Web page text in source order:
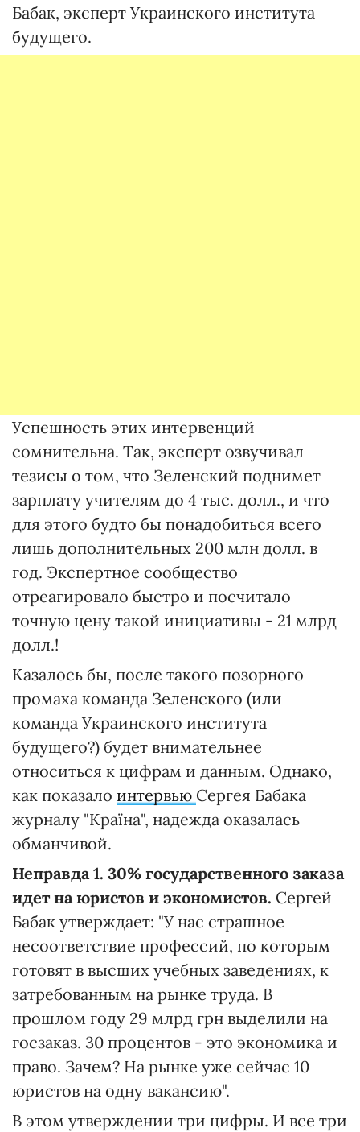
Бабак, эксперт Украинского института
будущего.
Успешность этих интервенций
сомнительна. Так, эксперт озвучивал
тезисы о том, что Зеленский поднимет
зарплату учителям до 4 тыс. долл., и что
для этого будто бы понадобиться всего
лишь дополнительных 200 млн долл. в
год. Экспертное сообщество
отреагировало быстро и посчитало
точную цену такой инициативы - 21 млрд
долл.!
Казалось бы, после такого позорного
промаха команда Зеленского (или
команда Украинского института
будущего?) будет внимательнее
относиться к цифрам и данным. Однако,
как показало интервью Сергея Бабака
журналу "Країна", надежда оказалась
обманчивой.
Неправда 1. 30% государственного заказа
идет на юристов и экономистов. Сергей
Бабак утверждает: "У нас страшное
несоответствие профессий, по которым
готовят в высших учебных заведениях, к
затребованным на рынке труда. В
прошлом году 29 млрд грн выделили на
госзаказ. 30 процентов - это экономика и
право. Зачем? На рынке уже сейчас 10
юристов на одну вакансию".
В этом утверждении три цифры. И все три